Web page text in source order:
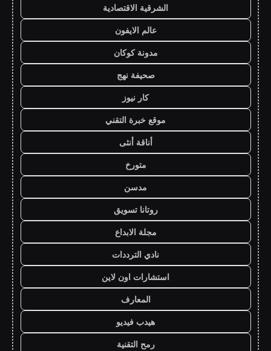
الشرقية الاقتصادية
عالم الايفون
مدونة كوكان
صحيفة نهج
كار نيوز
موقع خبرة التقني
أناقة أنثى
متورخ
مدسن
روتانا تسويق
مجلة الابداع
نادي الترددات
استشارات اون لاين
المعارف
هيدب فيديو
رمح التقنية